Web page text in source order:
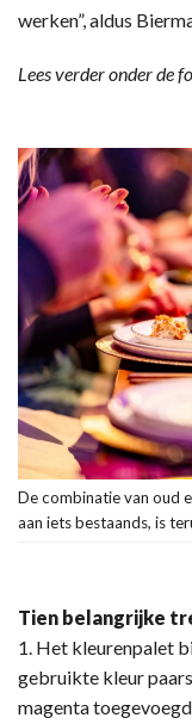
werken”, aldus
Lees verder onder de
De combinatie van oud
aan iets bestaands, is
Tien belangrijke
1. Het kleurenpalet
gebruikte kleur
magenta